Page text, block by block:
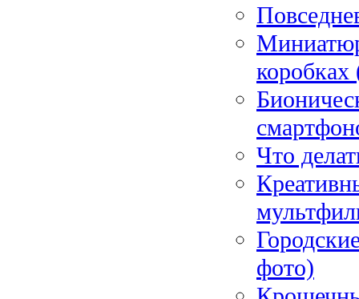
Что
фото)